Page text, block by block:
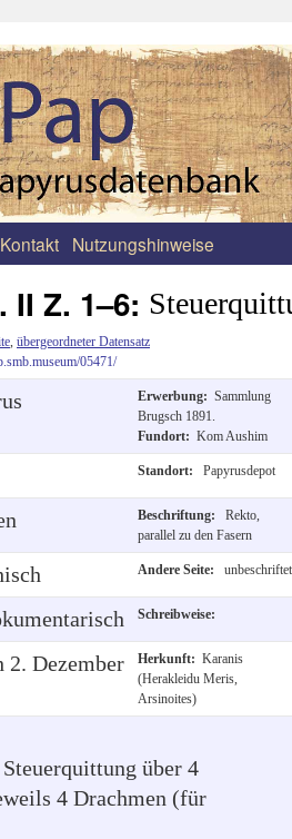
Kontakt Nutzungshinweise
II Z. 1–6:
übergeordneter Datensatz
05471/
Erwerbung: Sammlung
Brugsch 1891.
Fundort: Kom Aushim
Standort: Papyrusdepot
Beschriftung:
Rekto,
parallel zu den Fasern
Andere Seite: unbeschriftet
Schreibweise:
2. Dezember
Herkunft: Karanis
(Herakleidu Meris,
Arsinoites)
über 4
4 Drachmen (für